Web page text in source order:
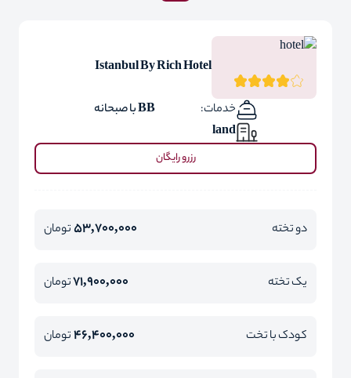
Istanbul By Rich Hotel
خدمات:
BB با صبحانه
land
رزرو رایگان
دو تخته 53,700,000تومان
یک تخته 71,900,000تومان
کودک با تخت 46,400,000تومان